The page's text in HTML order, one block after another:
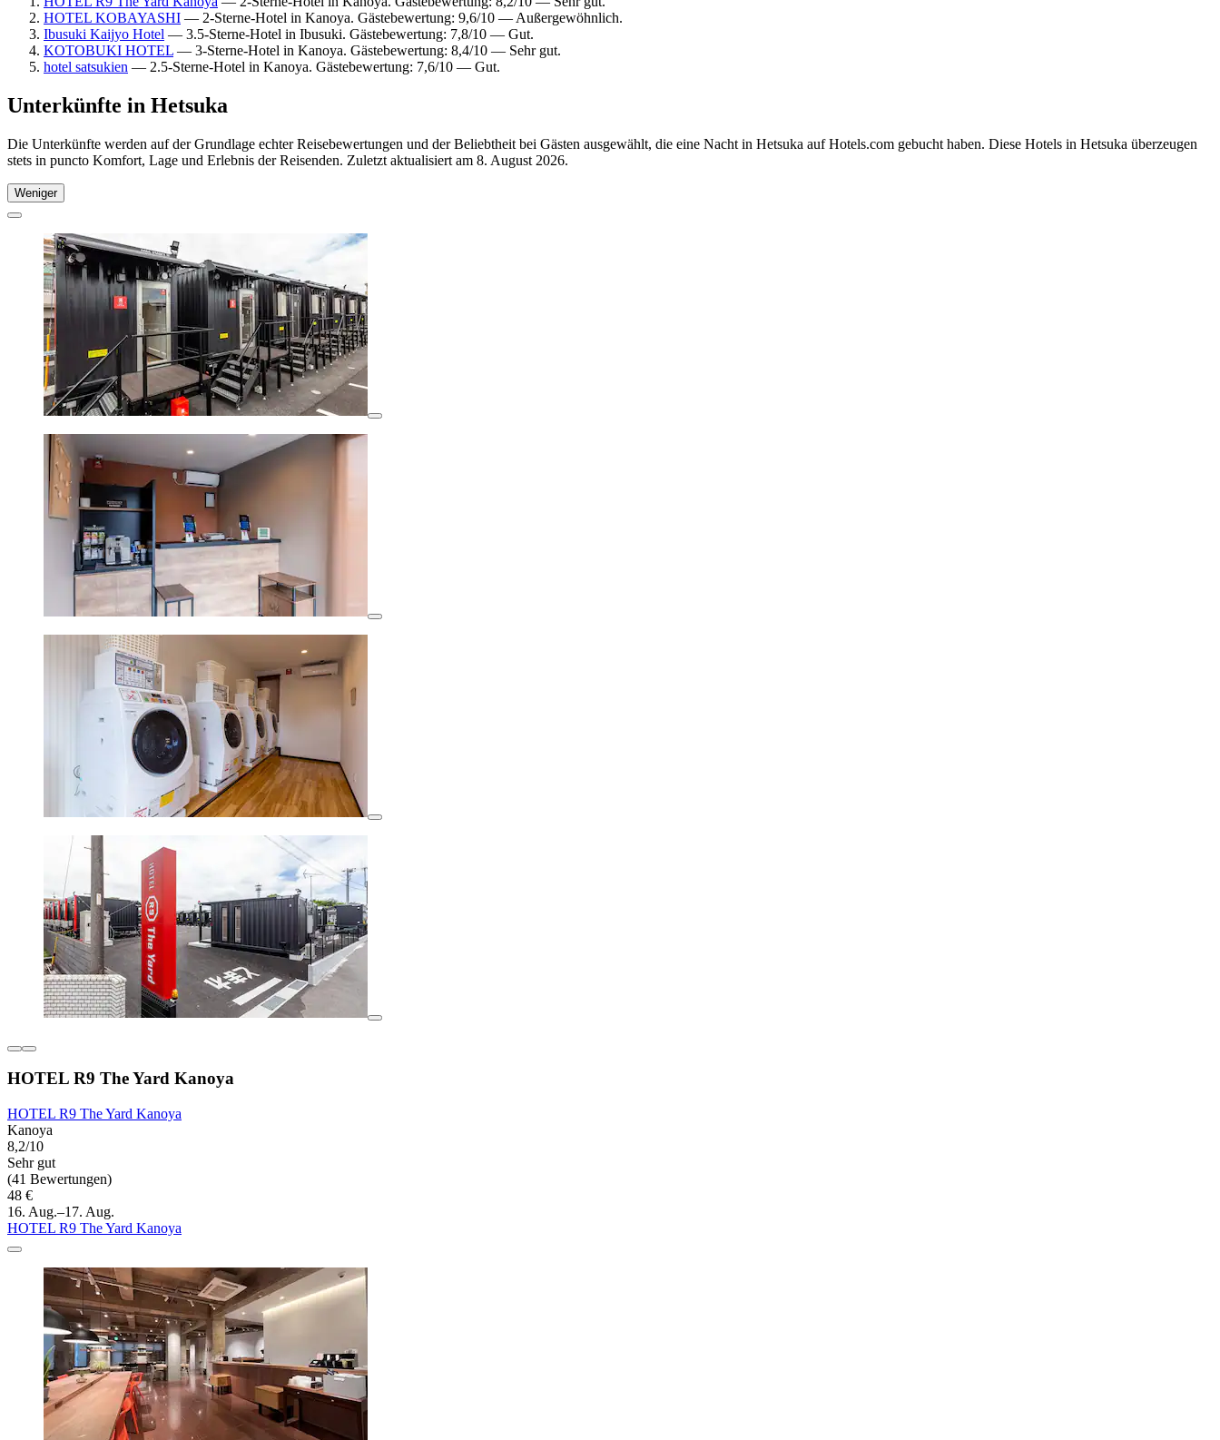
HOTEL KOBAYASHI — 2-Sterne-Hotel in Kanoya. Gästebewertung: 9,6/10 — Außergewöhnlich.
Ibusuki Kaijyo Hotel — 3.5-Sterne-Hotel in Ibusuki. Gästebewertung: 7,8/10 — Gut.
KOTOBUKI HOTEL — 3-Sterne-Hotel in Kanoya. Gästebewertung: 8,4/10 — Sehr gut.
hotel satsukien — 2.5-Sterne-Hotel in Kanoya. Gästebewertung: 7,6/10 — Gut.
Unterkünfte in Hetsuka
Die Unterkünfte werden auf der Grundlage echter Reisebewertungen und der Beliebtheit bei Gästen ausgewählt, die eine Nacht in Hetsuka auf Hotels.com gebucht haben. Diese Hotels in Hetsuka überzeugen
stets in puncto Komfort, Lage und Erlebnis der Reisenden. Zuletzt aktualisiert am 8. August 2026.
Weniger
HOTEL R9 The Yard Kanoya
HOTEL R9 The Yard Kanoya
Kanoya
8,2/10
Sehr gut
(41 Bewertungen)
48 €
16. Aug.–17. Aug.
HOTEL R9 The Yard Kanoya